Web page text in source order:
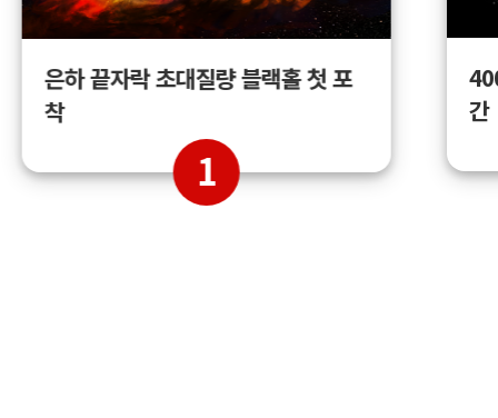
은하 끝자락 초대질량 블랙홀 첫 포
착
1
간